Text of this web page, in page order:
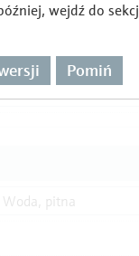
wejdź do
Pomiń